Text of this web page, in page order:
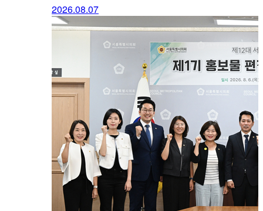
2026.08.07